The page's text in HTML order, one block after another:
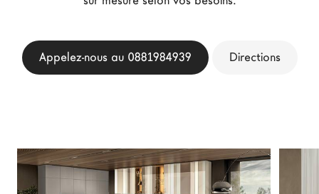
Language
Appelez-nous au 0881984939 Directions